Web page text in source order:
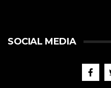
SOCIAL MEDIA